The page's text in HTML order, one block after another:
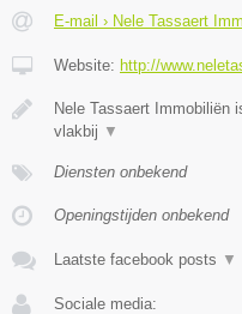
E-mail › Nele Tassaert
Website: http://
Nele Tassaert Immobiliën
vlakbij ▼
Diensten onbekend
Openingstijden onbekend
Laatste facebook posts ▼
Sociale media: